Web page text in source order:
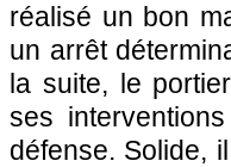
réalisé un bon
un arrêt
la suite, le
ses
défense. Solide,